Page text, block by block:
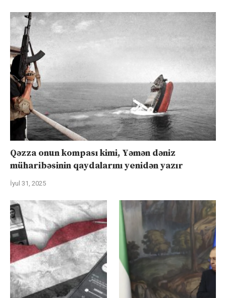
Qəzza onun kompası kimi, Yəmən dəniz
müharibəsinin qaydalarını yenidən yazır
İyul 31, 2025